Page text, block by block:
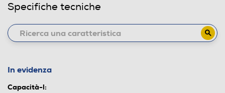
Specifiche tecniche
In evidenza
Capacità-l: